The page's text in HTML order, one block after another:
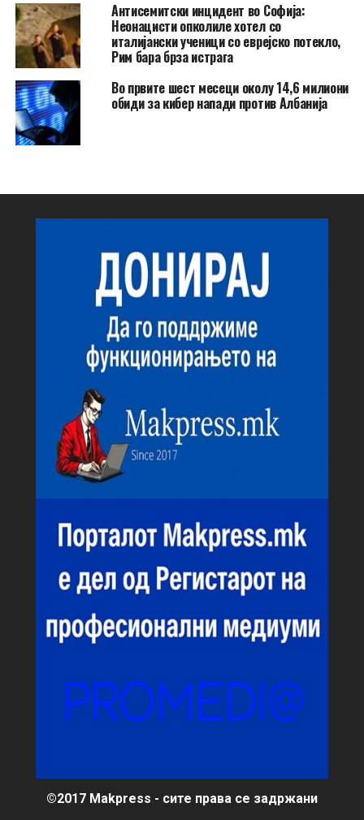
Антисемитски инцидент во Софија:
Неонацисти опколиле хотел со
италијански ученици со еврејско потекло,
Рим бара брза истрага
Во првите шест месеци околу 14,6 милиони
обиди за кибер напади против Албанија
©2017 Makpress - сите права се задржани